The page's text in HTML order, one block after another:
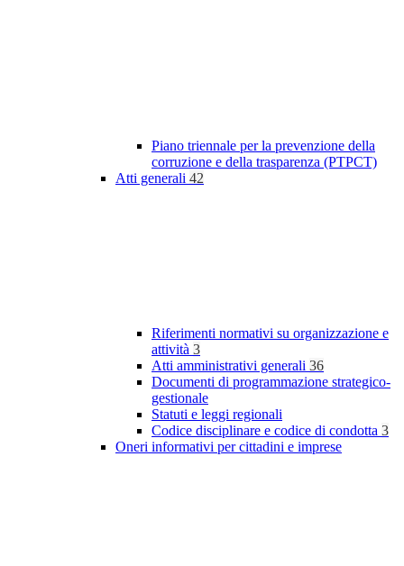
Piano triennale per la prevenzione della
corruzione e della trasparenza (PTPCT)
Atti generali 42
Riferimenti normativi su organizzazione e
attività 3
Atti amministrativi generali 36
Documenti di programmazione strategico-
gestionale
Statuti e leggi regionali
Codice disciplinare e codice di condotta 3
Oneri informativi per cittadini e imprese